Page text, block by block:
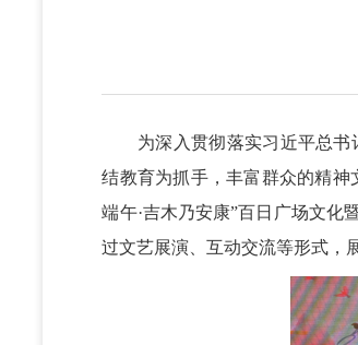
为深入贯彻落实习近平总书记
结教育为抓手，丰富群众的精神
端午·吉木乃安康”百日广场文化
过文艺展演、互动交流等形式，